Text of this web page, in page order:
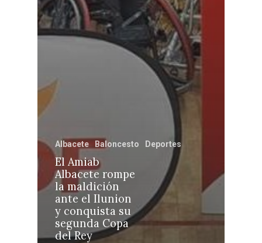
Albacete Baloncesto Deportes
El Amiab
Albacete rompe
la maldición
ante el Ilunion
y conquista su
segunda Copa
del Rey
Castilla-La
Toledo
Ciudad Real
Albacete
Cuenca
Sanidad
Economía
Educación
Cultura